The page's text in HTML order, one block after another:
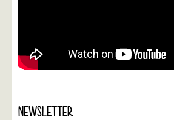
NEWSLETTER